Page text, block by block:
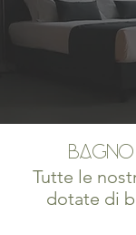
Tutte le
dotate di